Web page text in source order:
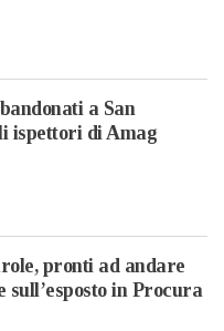
a San
ispettori di Amag
pronti ad andare
sull’esposto in Procura